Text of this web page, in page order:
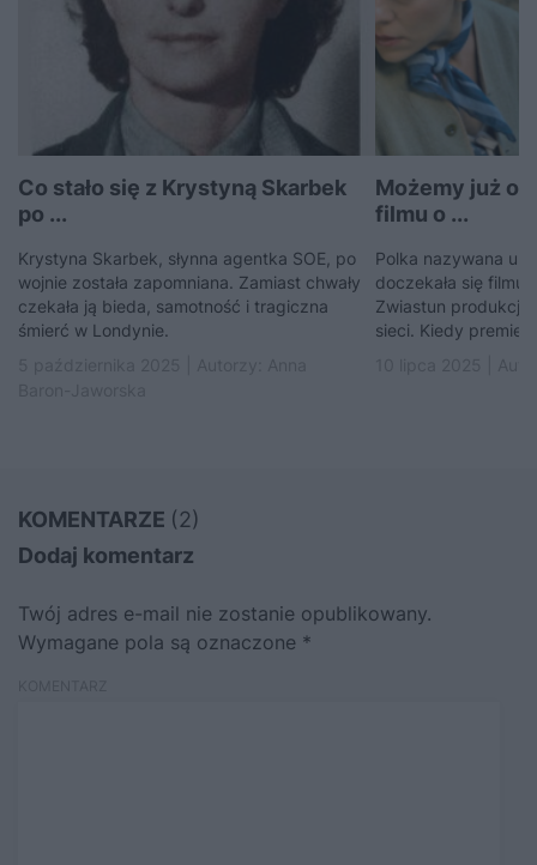
Co stało się z Krystyną Skarbek
po ...
Krystyna Skarbek, słynna agentka SOE, po
wojnie została zapomniana. Zamiast chwały
czekała ją bieda, samotność i tragiczna
śmierć w Londynie.
Możemy już
filmu o ...
Polka nazywana
doczekała się filmu
Zwiastun produkcji
sieci. Kiedy
KOMENTARZE (2)
Dodaj komentarz
Twój adres e-mail nie zostanie opublikowany.
Wymagane pola są oznaczone *